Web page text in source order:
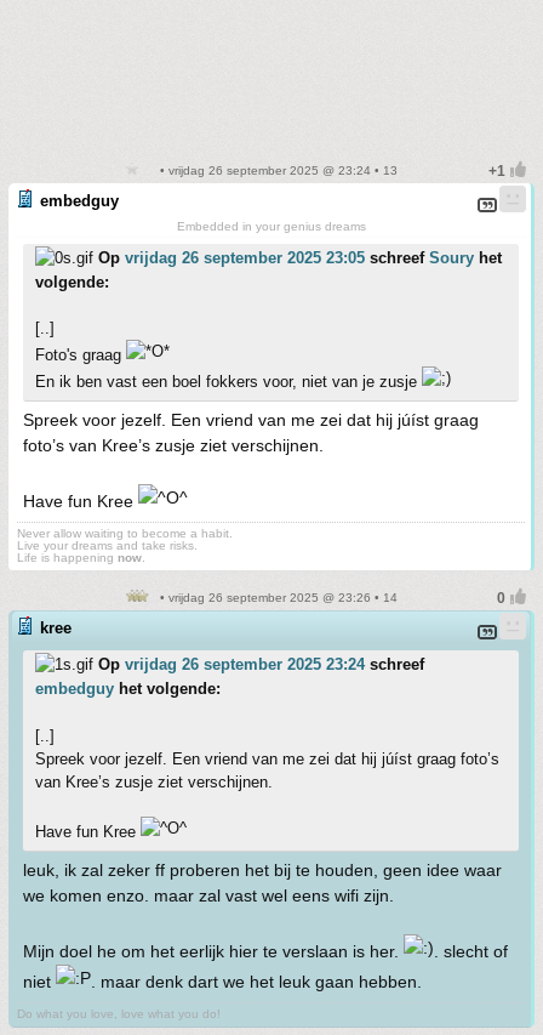
• vrijdag 26 september 2025 @ 23:24 • 13
embedguy
Embedded in your genius dreams
Op vrijdag 26 september 2025 23:05 schreef Soury het
volgende:
[..]
Foto's graag
En ik ben vast een boel fokkers voor, niet van je zusje
Spreek voor jezelf. Een vriend van me zei dat hij júíst graag
foto’s van Kree’s zusje ziet verschijnen.
Have fun Kree
Never allow waiting to become a habit.
Live your dreams and take risks.
Life is happening now
• vrijdag 26 september 2025 @ 23:26 • 14
kree
Op vrijdag 26 september 2025 23:24schreef
embedguy het volgende:
[..]
Spreek voor jezelf. Een vriend van me zei dat hij júíst graag foto’s
van Kree’s zusje ziet verschijnen.
Have fun Kree
leuk, ik zal zeker ff proberen het bij te houden, geen idee waar
we komen enzo. maar zal vast wel eens wifi zijn.
Mijn doel he om het eerlijk hier te verslaan is her.
. slecht of
niet
. maar denk dart we het leuk gaan hebben.
Do what you love, love what you do!